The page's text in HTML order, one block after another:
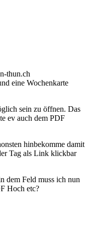
thun.ch
eine Wochenkarte
sein zu öffnen. Das
ev auch dem PDF
hinbekomme damit
Tag als Link klickbar
dem Feld muss ich nun
Hoch etc?